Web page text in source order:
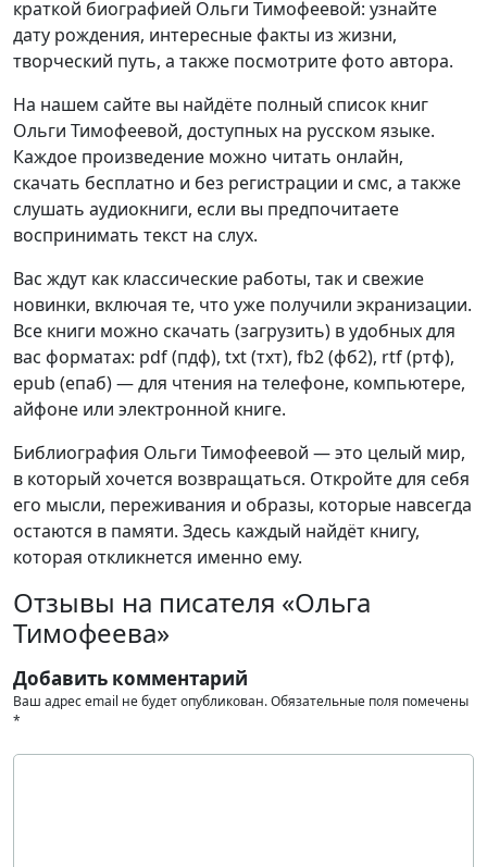
краткой биографией Ольги Тимофеевой: узнайте
дату рождения, интересные факты из жизни,
творческий путь, а также посмотрите фото автора.
На нашем сайте вы найдёте полный список книг
Ольги Тимофеевой, доступных на русском языке.
Каждое произведение можно читать онлайн,
скачать бесплатно и без регистрации и смс, а также
слушать аудиокниги, если вы предпочитаете
воспринимать текст на слух.
Вас ждут как классические работы, так и свежие
новинки, включая те, что уже получили экранизации.
Все книги можно скачать (загрузить) в удобных для
вас форматах: pdf (пдф), txt (тхт), fb2 (фб2), rtf (ртф),
epub (епаб) — для чтения на телефоне, компьютере,
айфоне или электронной книге.
Библиография Ольги Тимофеевой — это целый мир,
в который хочется возвращаться. Откройте для себя
его мысли, переживания и образы, которые навсегда
остаются в памяти. Здесь каждый найдёт книгу,
которая откликнется именно ему.
Отзывы на писателя «Ольга
Тимофеева»
Добавить комментарий
Ваш адрес email не будет опубликован.Обязательные поля помечены
*